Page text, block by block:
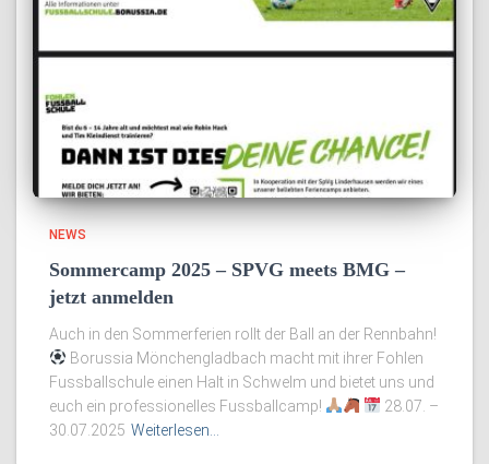
NEWS
Sommercamp 2025 – SPVG meets BMG –
jetzt anmelden
Auch in den Sommerferien rollt der Ball an der Rennbahn!
Borussia Mönchengladbach macht mit ihrer Fohlen
Fussballschule einen Halt in Schwelm und bietet uns und
euch ein professionelles Fussballcamp!
28.07. –
30.07.2025 Weiterlesen…